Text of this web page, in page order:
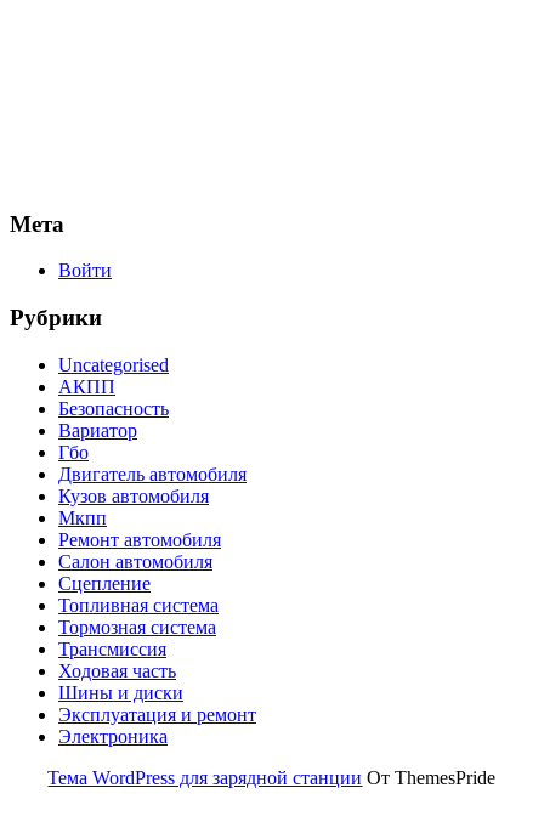
Мета
Войти
Рубрики
Uncategorised
АКПП
Безопасность
Вариатор
Гбо
Двигатель автомобиля
Кузов автомобиля
Мкпп
Ремонт автомобиля
Салон автомобиля
Сцепление
Топливная система
Тормозная система
Трансмиссия
Ходовая часть
Шины и диски
Эксплуатация и ремонт
Электроника
Тема WordPress для зарядной станции От ThemesPride